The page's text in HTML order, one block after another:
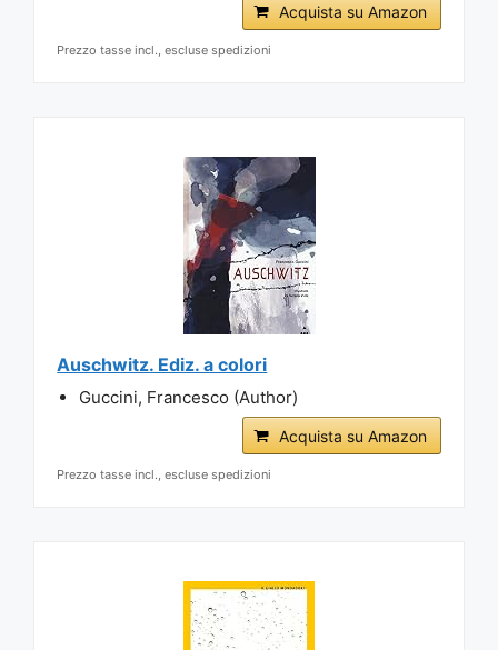
Acquista su Amazon
Prezzo tasse incl., escluse spedizioni
Auschwitz. Ediz. a colori
Guccini, Francesco (Author)
Acquista su Amazon
Prezzo tasse incl., escluse spedizioni